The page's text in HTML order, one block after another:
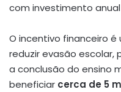
com investimento anual
O incentivo financeiro
reduzir evasão escolar,
a conclusão do ensino
beneficiar cerca de 5